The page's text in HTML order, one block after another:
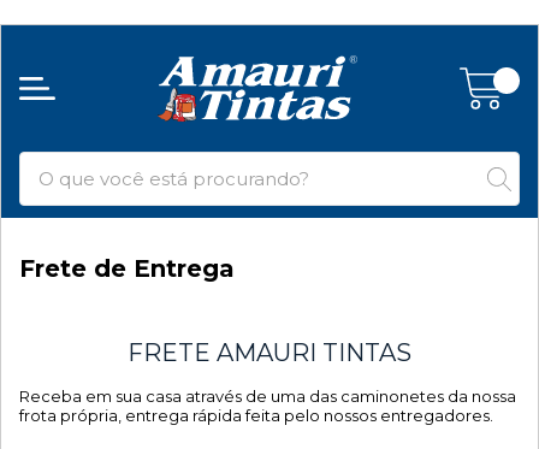
Frete de Entrega
FRETE AMAURI TINTAS
Receba em sua casa através de uma das caminonetes da nossa
frota própria, entrega rápida feita pelo nossos entregadores.